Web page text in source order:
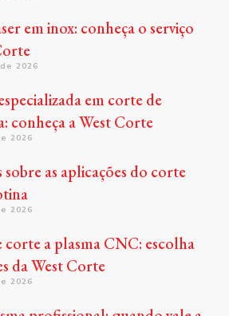
em inox: conheça o serviço
2026
em corte de
conheça a West Corte
2026
sobre as aplicações do corte
2026
corte a plasma CNC: escolha
da West Corte
2026